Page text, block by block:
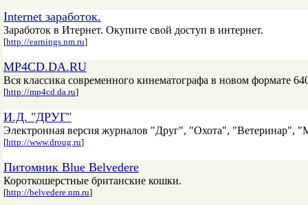
Internet заработок.
Заработок в Итернет. Окупите свой доступ в интернет.
[http://earnings.nm.ru]
MP4CD.DA.RU
Вся классика современного кинематографа в новом формате
[http://mp4cd.da.ru]
И.Д. "ДРУГ"
Электронная версия журналов "Друг", "Охота", "Ветеринар",
[http://www.droug.ru]
Питомник Blue Belvedere
Короткошерстные британские кошки.
[http://belvedere.nm.ru]